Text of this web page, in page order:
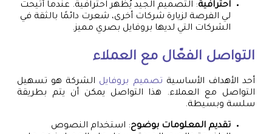
احترافية: التصميم الجيد يُظهر احترافية. عندما أتيحت
لي الفرصة لزيارة شركات أخرى، شعرت دائمًا بالثقة في
الشركات التي لديها بروفايل بصري مميز.
التواصل الفعّال مع العملاء
أحد الأهداف الأساسية تصميم بروفايل الشركة هو تسهيل
التواصل مع العملاء. هذا التواصل يمكن أن يتم بطريقة
سلسة وبسيطة.
تقديم المعلومات بوضوح: استخدام النصوص